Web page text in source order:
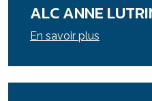
ALC ANNE
En savoir plus